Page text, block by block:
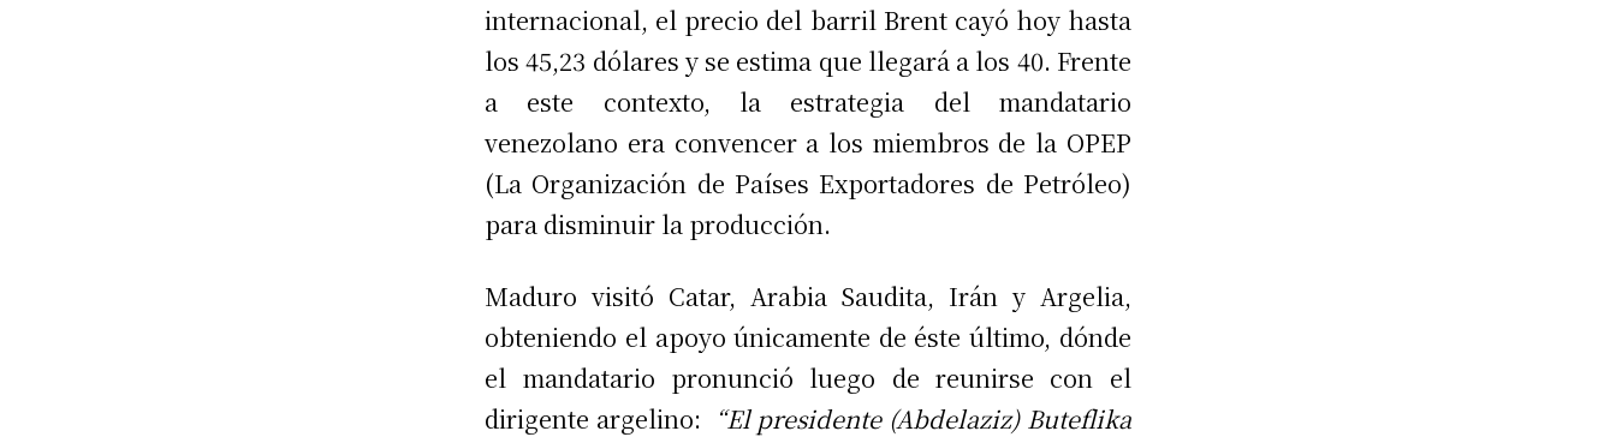
internacional, el precio del barril Brent cayó hoy hasta
los 45,23 dólares y se estima que llegará a los 40. Frente
a este contexto, la estrategia del mandatario
venezolano era convencer a los miembros de la OPEP
(La Organización de Países Exportadores de Petróleo)
para disminuir la producción.
Maduro visitó Catar, Arabia Saudita, Irán y Argelia,
obteniendo el apoyo únicamente de éste último, dónde
el mandatario pronunció luego de reunirse con el
dirigente argelino: “El presidente (Abdelaziz) Buteflika